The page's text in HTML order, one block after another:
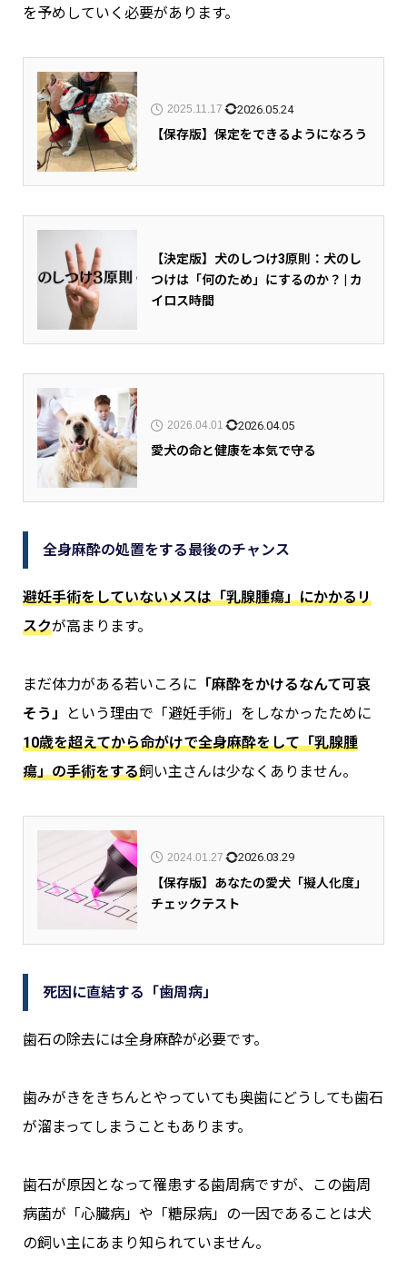
を予めしていく必要があります。
2025.11.17 2026.05.24
【保存版】保定をできるようになろう
【決定版】犬のしつけ3原則：犬のし
つけは「何のため」にするのか？ | カ
イロス時間
2026.04.01 2026.04.05
愛犬の命と健康を本気で守る
全身麻酔の処置をする最後のチャンス
避妊手術をしていないメスは「乳腺腫瘍」にかかるリ
スクが高まります。
まだ体力がある若いころに 「麻酔をかけるなんて可哀
そう」
という理由で「避妊手術」をしなかったために
10歳を超えてから命がけで全身麻酔をして「乳腺腫
瘍」の手術をする飼い主さんは少なくありません。
2024.01.27 2026.03.29
【保存版】あなたの愛犬「擬人化度」
チェックテスト
死因に直結する「歯周病」
歯石の除去には全身麻酔が必要です。
歯みがきをきちんとやっていても奥歯にどうしても歯石
が溜まってしまうこともあります。
歯石が原因となって罹患する歯周病ですが、この歯周
病菌が「心臓病」や「糖尿病」の一因であることは犬
の飼い主にあまり知られていません。